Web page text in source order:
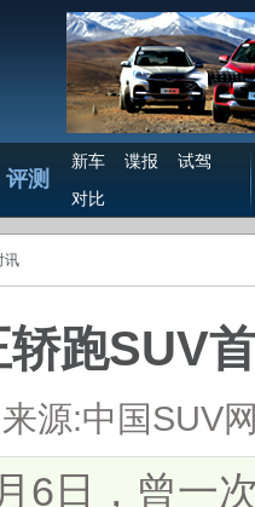
评测
新车 谍报
试驾
对比
讯
轿跑SUV
来源:中国SUV
6日，曾一